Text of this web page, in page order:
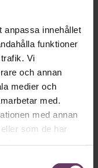
anpassa innehållet
funktioner
Vi
och annan
medier och
med.
med annan
som de har